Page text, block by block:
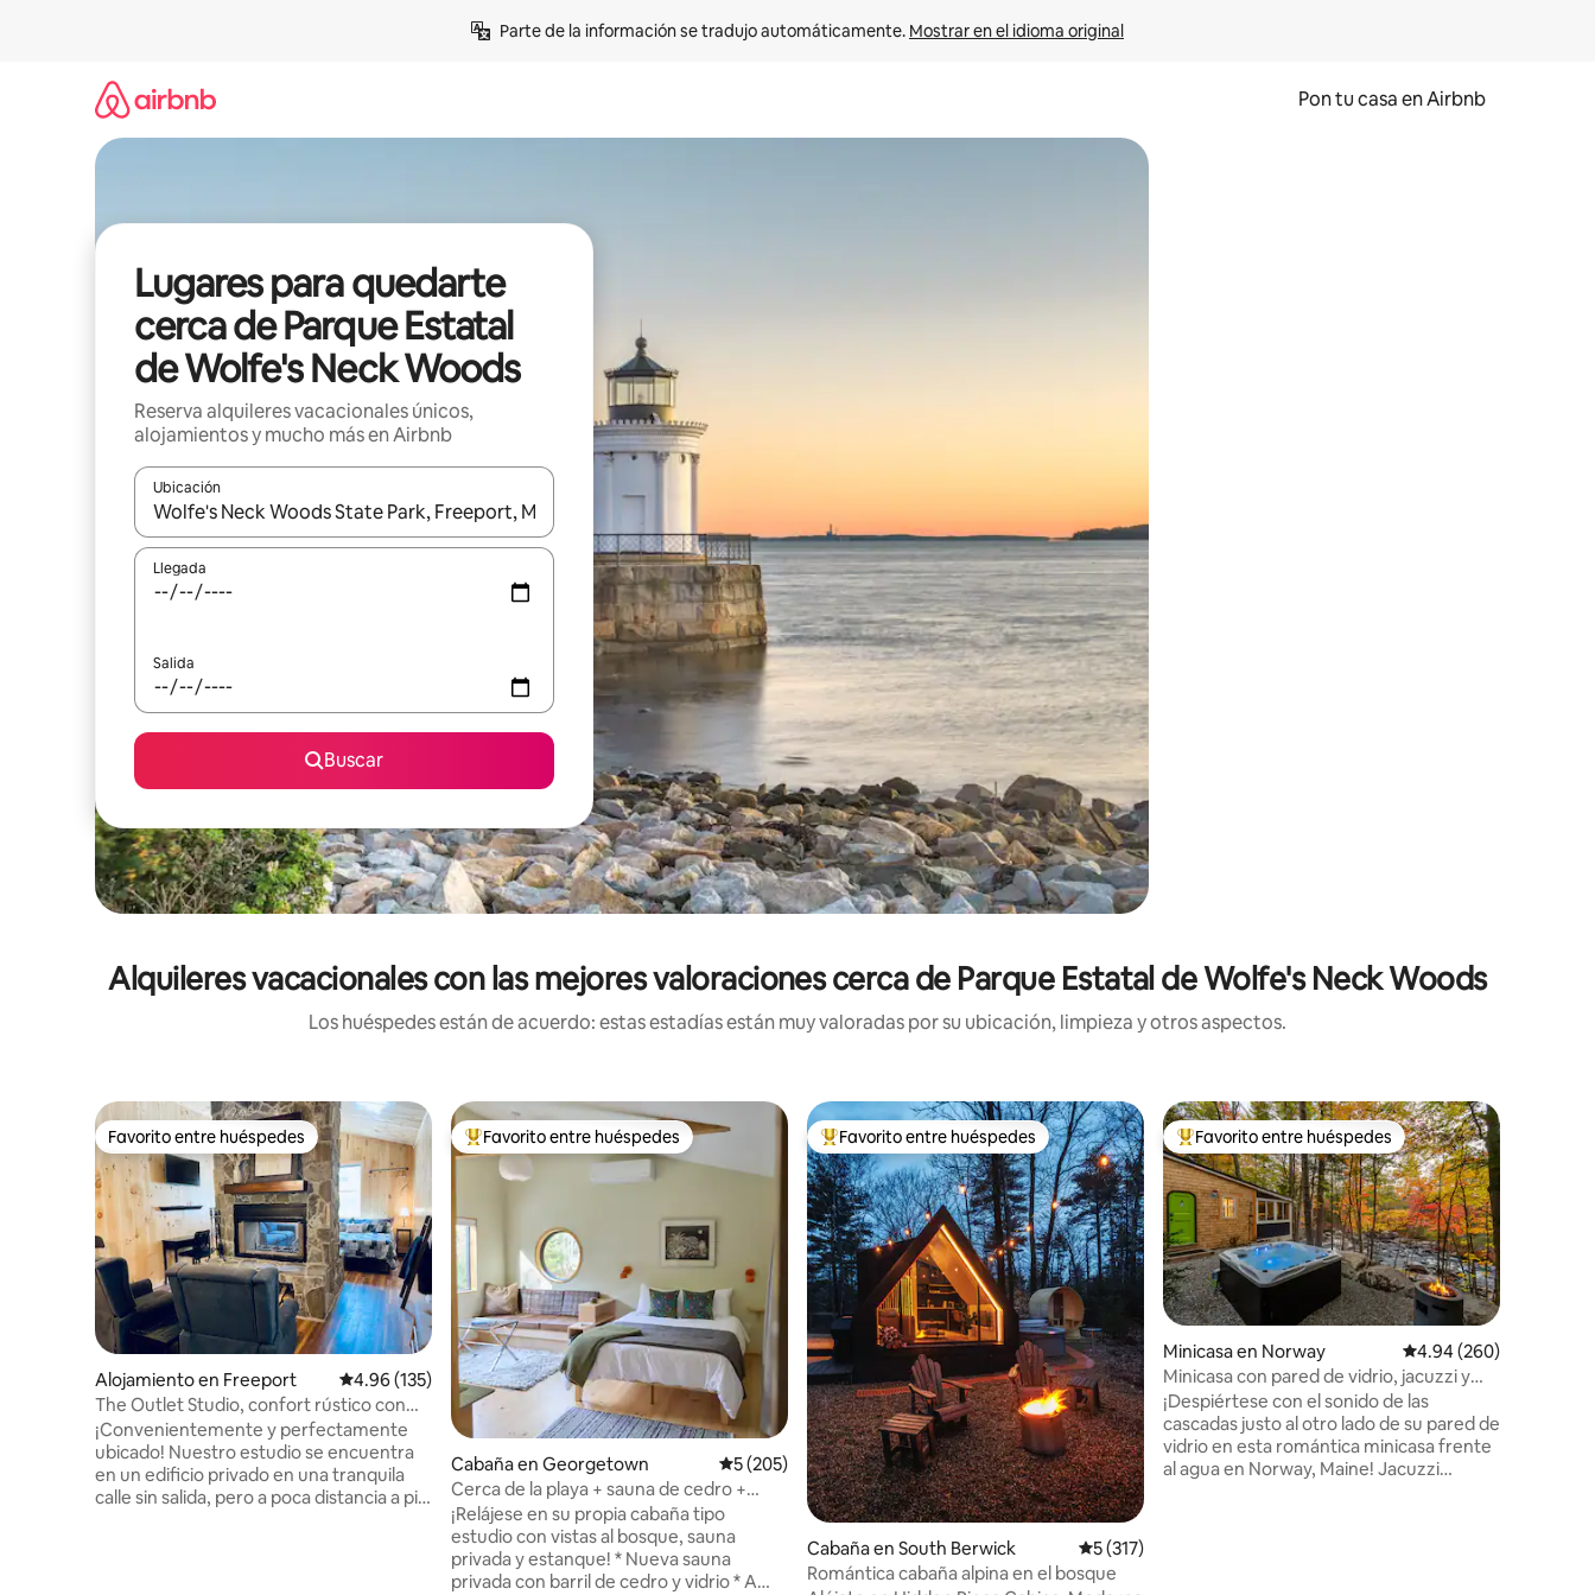
Parte de la información se tradujo automáticamente. Mostrar en el idioma original
Pon tu casa en Airbnb
Lugares para quedarte
cerca de Parque Estatal
de Wolfe's Neck Woods
Reserva alquileres vacacionales únicos,
alojamientos y mucho más en Airbnb
Ubicación
Cuando los resultados estén disponibles, navega con las teclas de flecha hacia arriba y hacia abajo o explora con el tacto o desliza el dedo.
Llegada
Salida
Buscar
Alquileres vacacionales con las mejores valoraciones cerca de Parque Estatal de Wolfe's Neck Woods
Los huéspedes están de acuerdo: estas estadías están muy valoradas por su ubicación, limpieza y otros aspectos.
Favorito entre huéspedes
Favorito entre huéspedes
Alojamiento en Freeport Calificación promedio: 4.96 de 5, 135 reseñas
4.96 (135)
The Outlet Studio, confort rústico con
chimenea
¡Convenientemente y perfectamente
ubicado! Nuestro estudio se encuentra
en un edificio privado en una tranquila
calle sin salida, pero a poca distancia a pie
Favorito entre huéspedes preferido
Favorito entre huéspedes
Cabaña en Georgetown Calificación promedio: 5 de 5, 205 reseñas
5 (205)
Cerca de la playa + sauna de cedro +
ducha al aire libre + estanque + fogata
¡Relájese en su propia cabaña tipo
estudio con vistas al bosque, sauna
privada y estanque! * Nueva sauna
privada con barril de cedro y vidrio * A
Favorito entre huéspedes preferido
Favorito entre huéspedes
Cabaña en South Berwick Calificación promedio: 5 de 5, 317 reseñas
5 (317)
Romántica cabaña alpina en el bosque
Favorito entre huéspedes preferido
Favorito entre huéspedes
Minicasa en Norway Calificación promedio:
4.94 (260)
Minicasa con pared de vidrio, jacuzzi y
chimenea frente al agua
¡Despiértese con el sonido de las
cascadas justo al otro lado de su pared de
vidrio en esta romántica minicasa frente
al agua en Norway, Maine! Jacuzzi